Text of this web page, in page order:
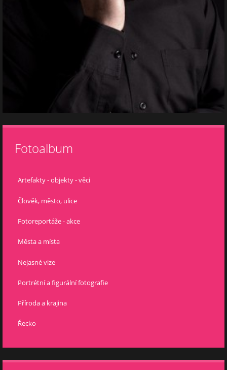
Fotoalbum
Artefakty - objekty - věci
Člověk, město, ulice
Fotoreportáže - akce
Města a místa
Nejasné vize
Portrétní a figurální fotografie
Příroda a krajina
Řecko